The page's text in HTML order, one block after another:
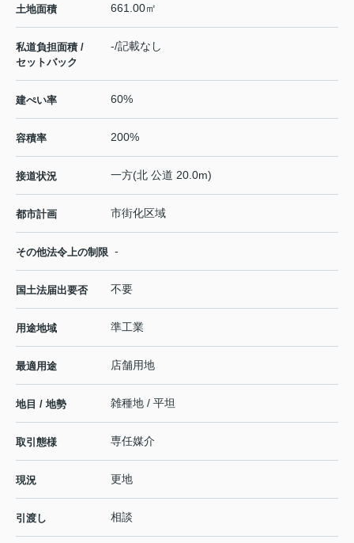
土地面積 661.00㎡
私道負担面積 /
セットバック
-/記載なし
建ぺい率 60%
容積率 200%
接道状況 一方(北 公道 20.0m)
都市計画 市街化区域
その他法令上の制限 -
国土法届出要否 不要
用途地域 準工業
最適用途 店舗用地
地目 / 地勢 雑種地 / 平坦
取引態様 専任媒介
現況 更地
引渡し 相談